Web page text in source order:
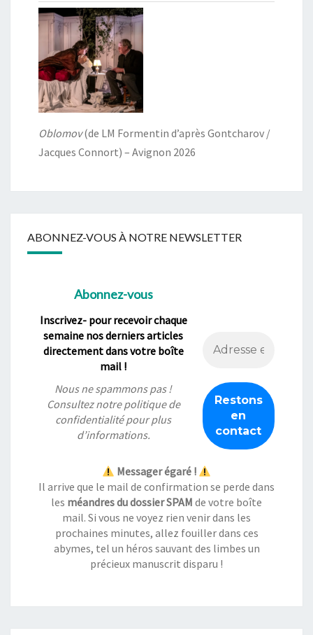
Oblomov(de LM Formentin d’après Gontcharov /
Jacques Connort) – Avignon 2026
ABONNEZ-VOUS À NOTRE NEWSLETTER
Abonnez-vous
Inscrivez- pour recevoir chaque
semaine nos derniers articles
directement dans votre boîte
mail !
Nous ne spammons pas !
Consultez notrepolitique de
confidentialitépour plus
d’informations.
Messager égaré !
Il arrive que le mail de confirmation se perde dans
les méandres du dossier SPAM de votre boîte
mail. Si vous ne voyez rien venir dans les
prochaines minutes, allez fouiller dans ces
abymes, tel un héros sauvant des limbes un
précieux manuscrit disparu !